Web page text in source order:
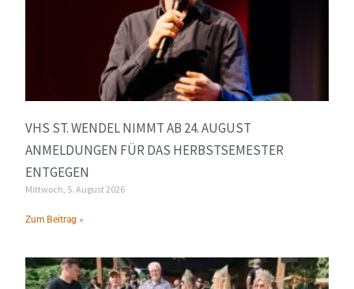
VHS ST. WENDEL NIMMT AB 24. AUGUST
ANMELDUNGEN FÜR DAS HERBSTSEMESTER
ENTGEGEN
Mittwoch, 5. August 2026
Zum Beitrag »